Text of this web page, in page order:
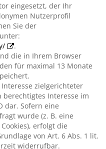
eingesetzt, der Ihr
Nutzerprofil
Sie der
.
die in Ihrem Browser
für maximal 13 Monate
zielgerichteter
Interesse im
dar. Sofern eine
wurde (z. B. eine
erfolgt die
von Art. 6 Abs. 1 lit.
widerrufbar.